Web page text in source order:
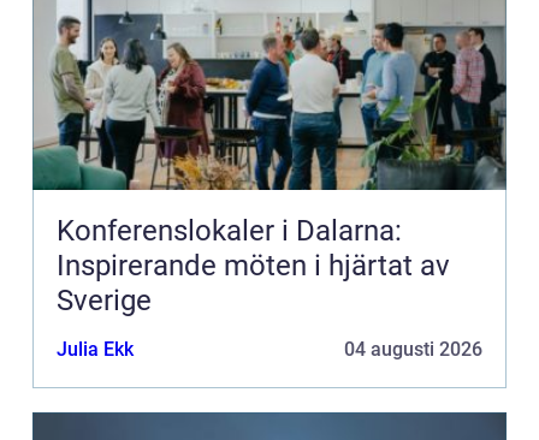
Konferenslokaler i Dalarna:
Inspirerande möten i hjärtat av
Sverige
Julia Ekk 04 augusti 2026